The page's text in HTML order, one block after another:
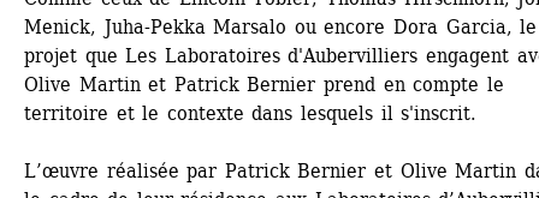
Menick, Juha-Pekka Marsalo ou encore Dora Garcia, le
projet que Les Laboratoires d'Aubervilliers engagent
Olive Martin et Patrick Bernier prend en compte le
territoire et le contexte dans lesquels il s'inscrit.
L’œuvre réalisée par Patrick Bernier et Olive Martin